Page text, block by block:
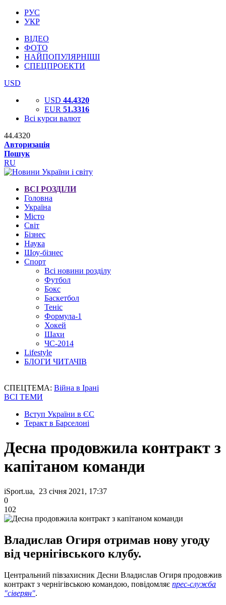
РУС
УКР
ВІДЕО
ФОТО
НАЙПОПУЛЯРНІШІ
СПЕЦПРОЕКТИ
USD
USD 44.4320
EUR 51.3316
Всі курси валют
44.4320
Авторизація
Пошук
RU
ВСІ РОЗДІЛИ
Головна
Україна
Місто
Світ
Бізнес
Наука
Шоу-бізнес
Спорт
Всі новини розділу
Футбол
Бокс
Баскетбол
Теніс
Формула-1
Хокей
Шахи
ЧС-2014
Lifestyle
БЛОГИ ЧИТАЧІВ
СПЕЦТЕМА: Війна в Ірані
ВСІ ТЕМИ
Вступ України в ЄС
Теракт в Барселоні
Десна продовжила контракт з
капітаном команди
iSport.ua, 23 січня 2021, 17:37
0
102
Владислав Огиря отримав нову угоду
від чернігівського клубу.
Центральний півзахисник Десни Владислав Огиря продовжив
контракт з чернігівською командою, повідомляє прес-служба
"сіверян".